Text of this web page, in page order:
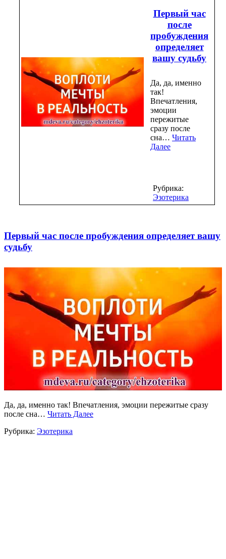
Первый час
после
пробуждения
определяет
вашу судьбу
Да, да, именно
так!
Впечатления,
эмоции
пережитые
сразу после
сна… Читать
Далее
Рубрика:
Эзотерика
Первый час после пробуждения определяет вашу
судьбу
Да, да, именно так! Впечатления, эмоции пережитые сразу
после сна… Читать Далее
Рубрика: Эзотерика